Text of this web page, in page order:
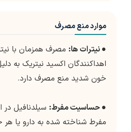
موارد منع مصرف
●نیترات ها: مصرف همزمان با
اهداکنندگان اکسید نیتریک به
خون شدید منع مصرف دارد.
●حساسیت مفرط: سیلدنافیل
مفرط شناخته شده به دارو یا هر